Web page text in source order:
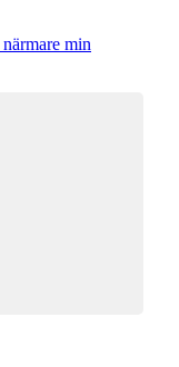
min